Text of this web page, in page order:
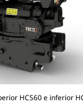
HCS60 e inferior